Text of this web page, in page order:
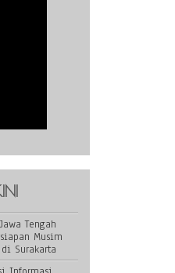
Tengah
Musim
Surakarta